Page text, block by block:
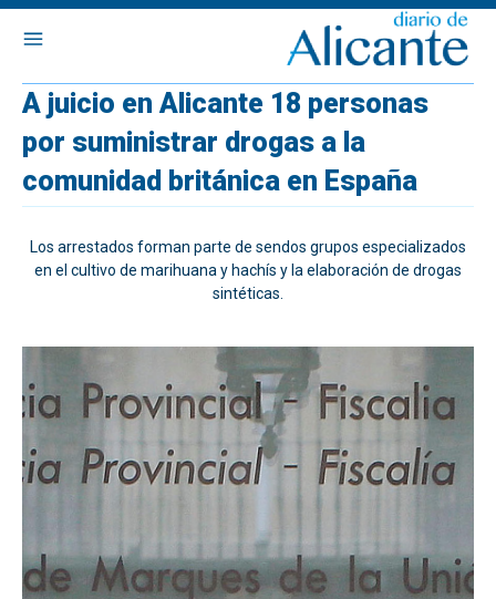
A juicio en Alicante 18 personas
por suministrar drogas a la
comunidad británica en España
Los arrestados forman parte de sendos grupos especializados
en el cultivo de marihuana y hachís y la elaboración de drogas
sintéticas.